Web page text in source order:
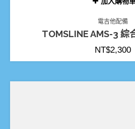
電吉他配備
TOMSLINE AMS-3 綜
NT$2,300